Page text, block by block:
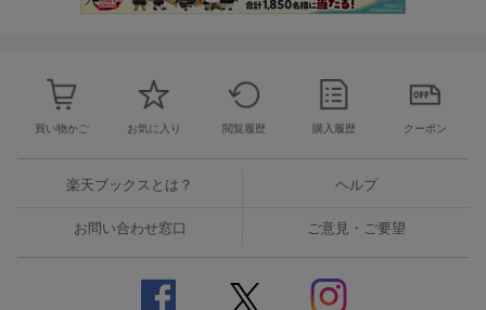
買い物かご お気に入り 閲覧履歴 購入履歴 クーポン
楽天ブックスとは？ ヘルプ
お問い合わせ窓口 ご意見・ご要望